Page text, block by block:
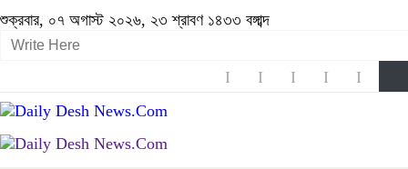
শুক্রবার, ০৭ অগাস্ট ২০২৬, ২৩ শ্রাবণ ১৪৩৩ বঙ্গাব্দ